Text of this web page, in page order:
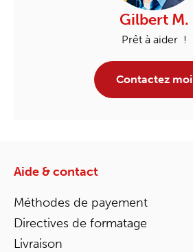
Gilbert M.
Prêt à aider !
Contactez moi
Aide & contact
Méthodes de payement
Directives de formatage
Livraison